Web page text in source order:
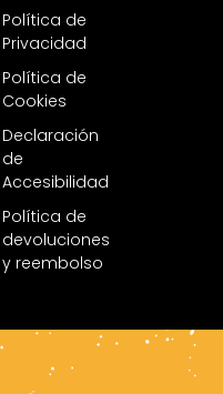
Política de
Privacidad
Política de
Cookies
Declaración
de
Accesibilidad
Política de
devoluciones
y reembolso